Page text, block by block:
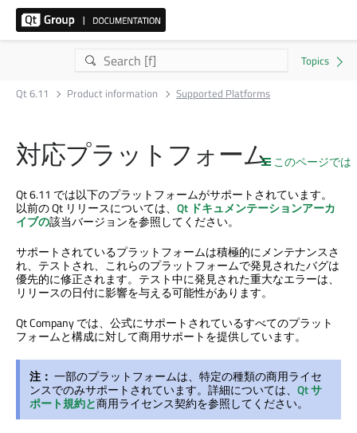
Qt 6.11 Product information Supported Platforms
このページでは
対応プラットフォーム
Qt 6.11 では以下のプラットフォームがサポートされています。
以前の Qt リリースについては、 Qt ドキュメンテーションアーカ
イブの該当バージョンを参照してください。
サポートされているプラットフォームは積極的にメンテナンスさ
れ、テストされ、これらのプラットフォームで発見されたバグは
優先的に修正されます。テスト中に発見された重大なエラーは、
リリースの日付に影響を与える可能性があります。
Qt Company では、公式にサポートされているすべてのプラット
フォームと構成に対して商用サポートを提供しています。
注： 一部のプラットフォームは、特定の種類の商用ライセ
ンスでのみサポートされています。詳細については、 Qt サ
ポート規約と商用ライセンス契約を参照してください。